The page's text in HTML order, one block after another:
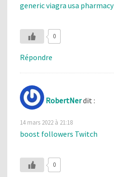
generic viagra usa pharmacy
0
Répondre
RobertNerdit :
14 mars 2022 à 21:18
boost followers Twitch
0